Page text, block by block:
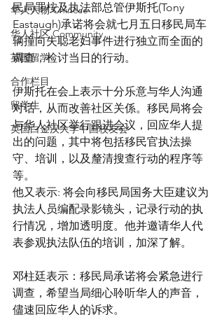
华人人物 Chinese
华人社区 Community
英国留学
合作栏目
留学生
英国白金汉大学中国校友会
民局罪桉及执法部总管伊斯托(Tony
Eastaugh)承诺将会就七月五日移民局车
辆撞向失聪老妇事件进行独立而全面的
调查，检讨当日的行动。
伊斯托在会上表示十分乐意与华人沟通
对话，从而改善社区关係。移民局将会
与华人社区举行跟进会议，回应华人提
出的问题，其中将包括移民官执法操
守、培训，以及釐清搜查行动的程序等
等。
他又表示: 将会向移民局国务大臣建议为
执法人员编配录影镜头，记录行动的执
行情况，增加透明度。他并邀请华人代
表参观执法队伍的培训，加深了解。
邓柱廷表示：移民局承诺将会紧急进行
调查，希望当局细心聆听华人的声音，
儘速回应华人的诉求。